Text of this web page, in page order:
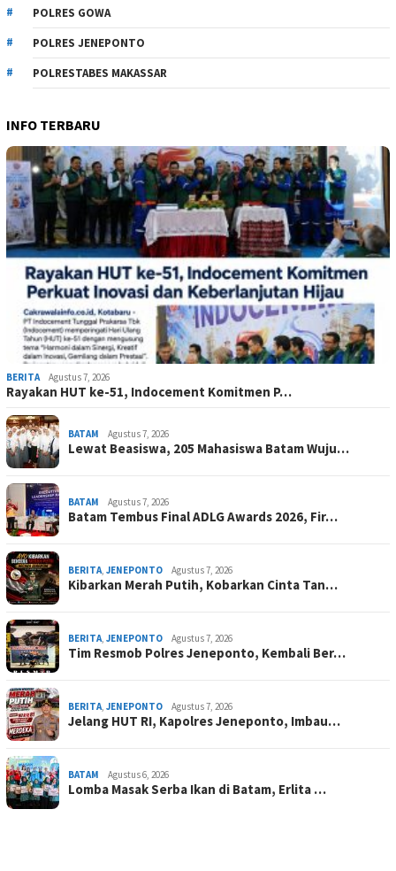
POLRES GOWA
POLRES JENEPONTO
POLRESTABES MAKASSAR
INFO TERBARU
BERITA Agustus 7, 2026
Rayakan HUT ke-51, Indocement Komitmen P…
BATAM Agustus 7, 2026
Lewat Beasiswa, 205 Mahasiswa Batam Wuju…
BATAM Agustus 7, 2026
Batam Tembus Final ADLG Awards 2026, Fir…
BERITA, JENEPONTO Agustus 7, 2026
Kibarkan Merah Putih, Kobarkan Cinta Tan…
BERITA, JENEPONTO Agustus 7, 2026
Tim Resmob Polres Jeneponto, Kembali Ber…
BERITA, JENEPONTO Agustus 7, 2026
Jelang HUT RI, Kapolres Jeneponto, Imbau…
BATAM Agustus 6, 2026
Lomba Masak Serba Ikan di Batam, Erlita …